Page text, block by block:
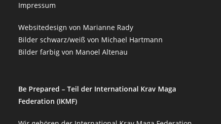
Impressum
Websitedesign von Marianne Rady
Bilder schwarz/weiß von Michael Hartmann
Bilder farbig von Manoel Altenau
Be Prepared – Teil der International Krav Maga
Federation (IKMF)